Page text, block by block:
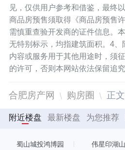
见，仅供用户参考和借鉴，最终
商品房预售须取得《商品房预售
需慎重查验开发商的证件信息。
无特别标示，均指建筑面积。4
内容或服务用于其他用途时，须
的许可，否则本网站依法保留追究
合肥房产网 购房圈 正
附近楼盘 最新楼盘 为您推荐
蜀山城投鸿博园 伟星印湖山